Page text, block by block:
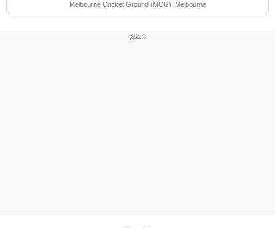
Melbourne Cricket Ground (MCG), Melbourne